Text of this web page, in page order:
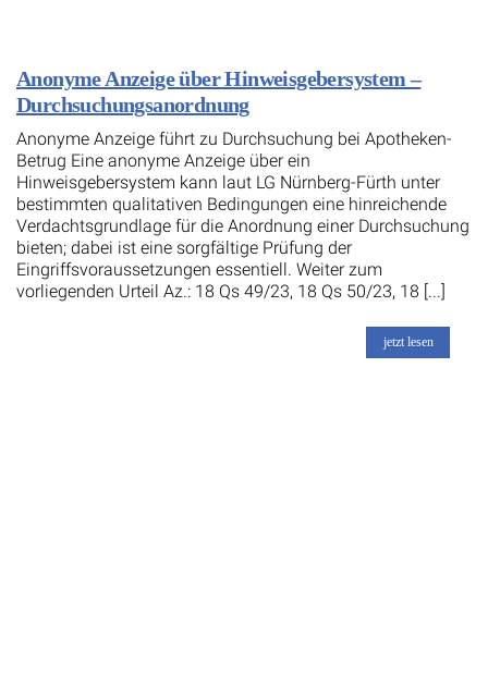
Anonyme Anzeige über Hinweisgebersystem –
Durchsuchungsanordnung
Anonyme Anzeige führt zu Durchsuchung bei Apotheken-
Betrug Eine anonyme Anzeige über ein
Hinweisgebersystem kann laut LG Nürnberg-Fürth unter
bestimmten qualitativen Bedingungen eine hinreichende
Verdachtsgrundlage für die Anordnung einer Durchsuchung
bieten; dabei ist eine sorgfältige Prüfung der
Eingriffsvoraussetzungen essentiell. Weiter zum
vorliegenden Urteil Az.: 18 Qs 49/23, 18 Qs 50/23, 18 [...]
jetzt lesen